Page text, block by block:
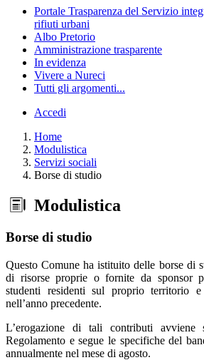
Portale Trasparenza del Servizio
rifiuti urbani
Albo Pretorio
Amministrazione trasparente
In evidenza
Vivere a Nureci
Tutti gli argomenti...
Accedi
Home
Modulistica
Servizi sociali
Borse di studio
Modulistica
Borse di studio
Questo Comune ha istituito delle borse di
di risorse proprie o fornite da sponsor
studenti residenti sul proprio territorio
nell’anno precedente.
L’erogazione di tali contributi avviene
Regolamento e segue le specifiche del
annualmente nel mese di agosto.